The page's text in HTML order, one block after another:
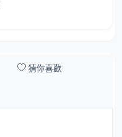
猜你喜歡